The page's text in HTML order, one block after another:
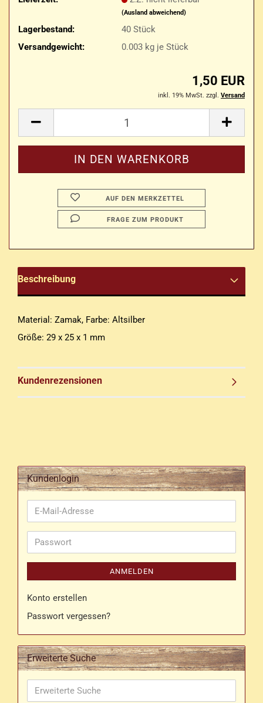
(Ausland abweichend)
Lagerbestand: 40 Stück
Versandgewicht:
0.003kg je Stück
1,50 EUR
inkl. 19% MwSt. zzgl. Versand
AUF DEN MERKZETTEL
FRAGE ZUM PRODUKT
Beschreibung
Material: Zamak, Farbe: Altsilber
Größe: 29 x 25 x 1 mm
Kundenrezensionen
Kundenlogin
E-
Mail-
Passwort
ANMELDEN
Konto erstellen
Passwort vergessen?
Erweiterte Suche
Erweiterte
Suche